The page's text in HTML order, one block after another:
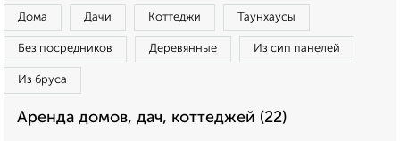
Дома Дачи Коттеджи Таунхаусы
Без посредников Деревянные Из сип панелей
Из бруса
Аренда домов, дач, коттеджей (22)